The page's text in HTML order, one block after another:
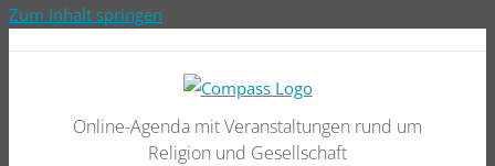
Zum Inhalt springen
Online-Agenda mit Veranstaltungen rund um
Religion und Gesellschaft